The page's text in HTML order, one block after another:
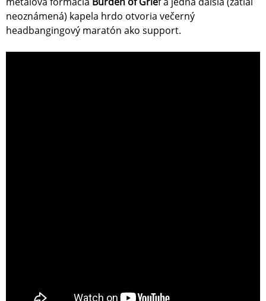
neoznámená) kapela hrdo otvoria večerný
headbangingový maratón ako support.